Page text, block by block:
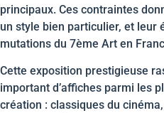
principaux. Ces contraintes
un style bien particulier, et leur
mutations du 7ème Art en
Cette exposition prestigieuse
important d’affiches parmi les
création : classiques du